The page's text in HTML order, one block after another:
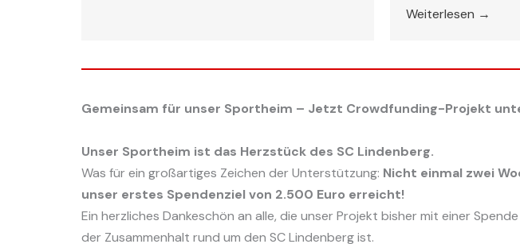
Weiterlesen →
Gemeinsam für unser Sportheim – Jetzt Crowdfunding-Projekt
Unser Sportheim ist das Herzstück des SC Lindenberg.
Was für ein großartiges Zeichen der Unterstützung: Nicht einmal zwei
unser erstes Spendenziel von 2.500 Euro erreicht!
Ein herzliches Dankeschön an alle, die unser Projekt bisher mit einer
der Zusammenhalt rund um den SC Lindenberg ist.